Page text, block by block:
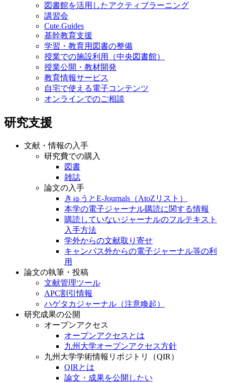
図書館を活用したアクティブラーニング
講習会
Cute.Guides
基幹教育支援
学習・教育用図書の整備
授業での施設利用（中央図書館）
授業公開・教材開発
教育情報サービス
自宅で使える電子コンテンツ
オンラインでのご相談
研究支援
文献・情報の入手
研究費での購入
図書
雑誌
論文の入手
きゅうとE-Journals（AtoZリスト）
本学の電子ジャーナル購読に関する情報
購読していないジャーナルのフルテキスト
入手方法
学外からの文献取り寄せ
キャンパス外からの電子ジャーナル等の利
用
論文の執筆・投稿
文献管理ツール
APC割引情報
ハゲタカジャーナル（注意喚起）
研究成果の公開
オープンアクセス
オープンアクセスとは
九州大学オープンアクセス方針
九州大学学術情報リポジトリ（QIR）
QIRとは
論文・成果を公開したい